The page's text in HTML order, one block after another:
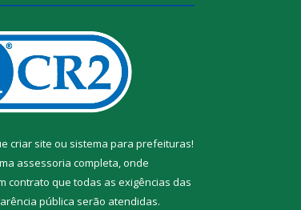
criar site ou sistema para prefeituras!
assessoria completa, onde
contrato que todas as exigências das
pública serão atendidas.